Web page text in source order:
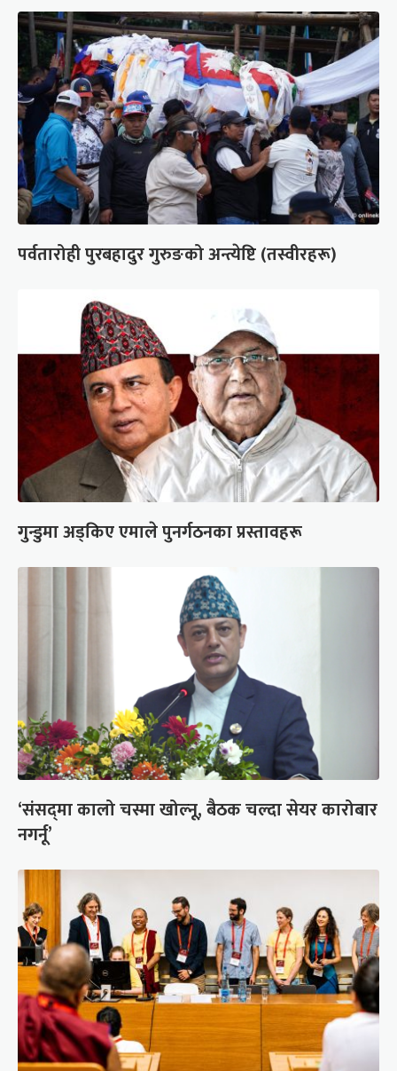
पर्वतारोही पुरबहादुर गुरुङको अन्त्येष्टि (तस्वीरहरू)
गुन्डुमा अड्किए एमाले पुनर्गठनका प्रस्तावहरू
‘संसद्‍मा कालो चस्मा खोल्नू, बैठक चल्दा सेयर कारोबार
नगर्नू’